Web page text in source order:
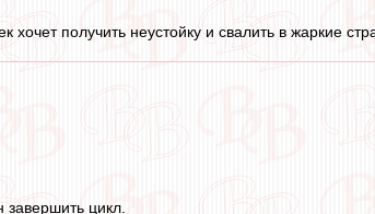
хочет получить неустойку и свалить в жаркие
цикл.